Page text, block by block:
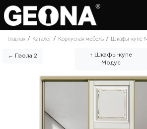
Главная / Каталог / Корпусная мебель / Шкафы-купе
← Паола 2
↑ Шкафы-купе
Модус